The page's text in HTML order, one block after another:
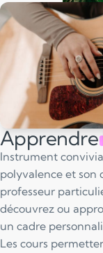
Apprendre
Instrument
polyvalence et son
professeur
découvrez ou
un cadre
Les cours